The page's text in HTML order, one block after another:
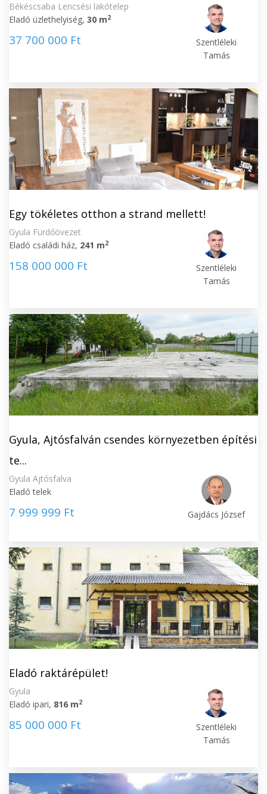
Békéscsaba Lencsési lakótelep
Eladó üzlethelyiség, 30 m2
37 700 000 Ft
Szentléleki
Tamás
Egy tökéletes otthon a strand mellett!
Gyula Fürdőövezet
Eladó családi ház, 241 m2
158 000 000 Ft
Szentléleki
Tamás
Gyula, Ajtósfalván csendes környezetben építési
te...
Gyula Ajtósfalva
Eladó telek
7 999 999 Ft Gajdács József
Eladó raktárépület!
Gyula
Eladó ipari, 816 m2
85 000 000 Ft
Szentléleki
Tamás